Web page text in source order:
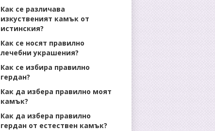
Как се различава
изкуственият камък от
истинския?
Как се носят правилно
лечебни украшения?
Как се избира правилно
гердан?
Как да избера правилно моят
камък?
Как да избера правилно
гердан от естествен камък?